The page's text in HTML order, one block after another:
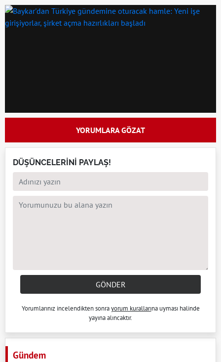
YORUMLARA GÖZAT
DÜŞÜNCELERİNİ PAYLAŞ!
GÖNDER
Yorumlarınız incelendikten sonrayorum kurallarına uyması halinde
yayına alıncaktır.
Gündem